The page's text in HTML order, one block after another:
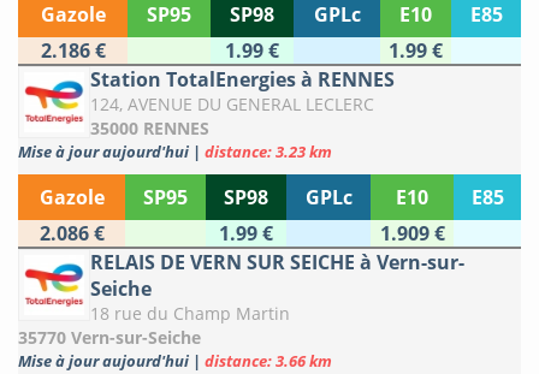
Gazole SP95 SP98 GPLc E10
E85
2.186 €
1.99 €
1.99 €
Station TotalEnergies à RENNES
124, AVENUE DU GENERAL LECLERC
35000 RENNES
Mise à jour aujourd'hui | distance: 3.23 km
Gazole SP95 SP98 GPLc E10
E85
2.086 €
1.99 €
1.909 €
RELAIS DE VERN SUR SEICHE à Vern-sur-
Seiche
18 rue du Champ Martin
35770 Vern-sur-Seiche
Mise à jour aujourd'hui | distance: 3.66 km